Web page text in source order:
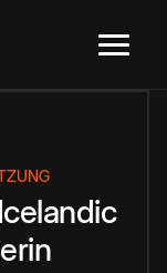
Icelandic